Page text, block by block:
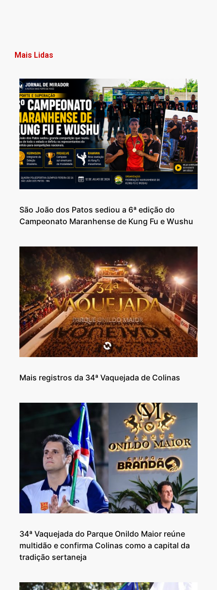
Mais Lidas
São João dos Patos sediou a 6ª edição do
Campeonato Maranhense de Kung Fu e Wushu
Mais registros da 34ª Vaquejada de Colinas
34ª Vaquejada do Parque Onildo Maior reúne
multidão e confirma Colinas como a capital da
tradição sertaneja